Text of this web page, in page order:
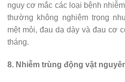
nguy cơ mắc các loại bệnh
thường không nghiêm trọng
mệt mỏi, đau dạ dày và đau cơ
tháng.
8. Nhiễm trùng động vật